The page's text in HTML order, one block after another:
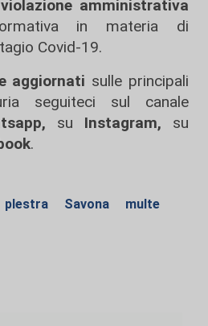
violazione amministrativa
in materia di
Covid-19.
aggiornati sulle principali
seguiteci sul canale
su Instagram, su
.
plestra Savona
multe